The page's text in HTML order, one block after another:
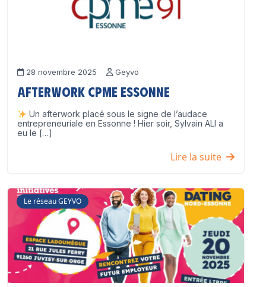
28 novembre 2025 Geyvo
Afterwork CPME Essonne
Un afterwork placé sous le signe de l’audace
entrepreneuriale en Essonne ! Hier soir, Sylvain ALI a
eu le […]
Lire la suite
Le réseau GEYVO